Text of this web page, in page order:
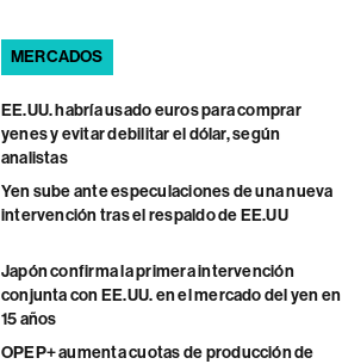
MERCADOS
EE.UU. habría usado euros para comprar
yenes y evitar debilitar el dólar, según
analistas
Yen sube ante especulaciones de una nueva
intervención tras el respaldo de EE.UU
Japón confirma la primera intervención
conjunta con EE.UU. en el mercado del yen en
15 años
OPEP+ aumenta cuotas de producción de